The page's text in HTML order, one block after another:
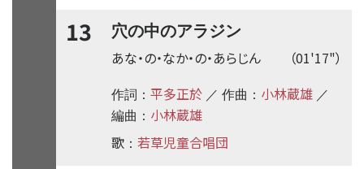
13 穴の中のアラジン
（01'17"）
あな・の・なか・の・あらじん
作詞： 平多正於 ／ 作曲： 小林蔵雄 ／
編曲： 小林蔵雄
歌 ： 若草児童合唱団